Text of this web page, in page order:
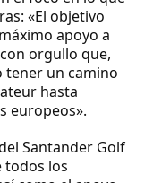
«El objetivo
apoyo a
orgullo que,
tener un camino
hasta
europeos».
Santander Golf
todos los